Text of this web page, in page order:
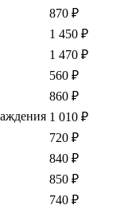
870 ₽
1 450 ₽
1 470 ₽
560 ₽
860 ₽
1 010 ₽
720 ₽
840 ₽
850 ₽
740 ₽